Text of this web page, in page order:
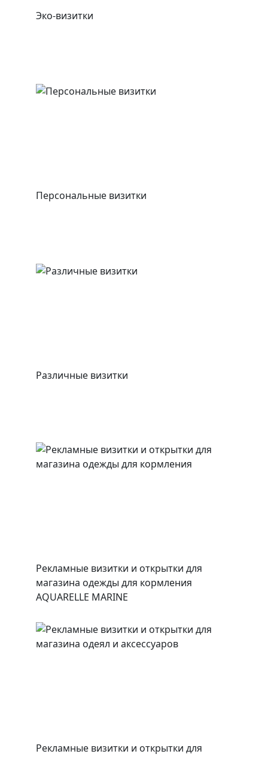
Эко-визитки
Персональные визитки
Различные визитки
Рекламные визитки и открытки для
магазина одежды для кормления
AQUARELLE MARINE
Рекламные визитки и открытки для